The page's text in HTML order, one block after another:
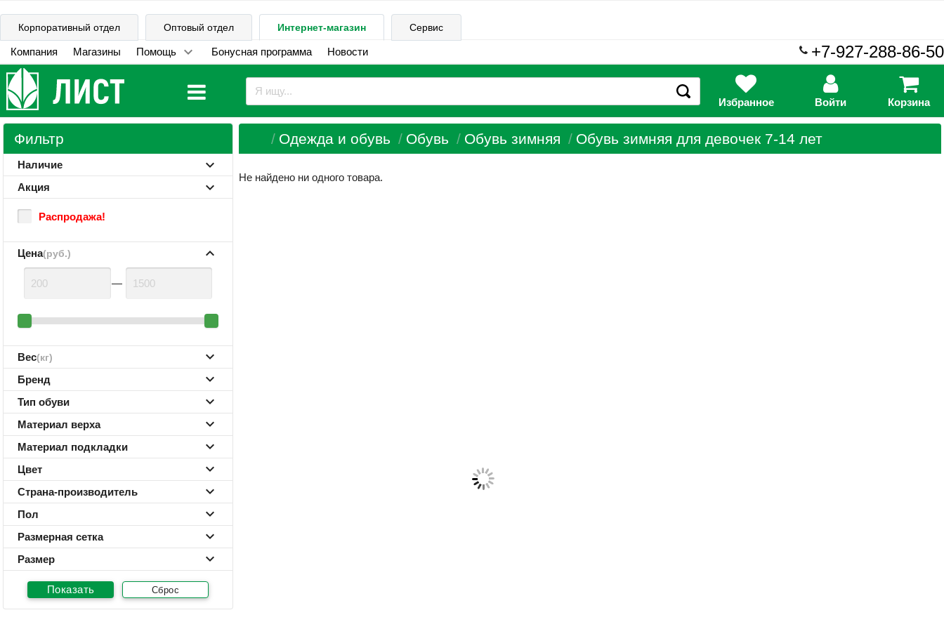
Корпоративный отдел Оптовый отдел Интернет-магазин Сервис
Компания Магазины Помощь Бонусная программа Новости +7-927-288-86-50
Избранное Войти Корзина
Фильтр
Наличие
Акция
Распродажа!
Цена(руб.)
—
Вес(кг)
Бренд
Тип обуви
Материал верха
Материал подкладки
Цвет
Страна-производитель
Пол
Размерная сетка
Размер
Сброс
Одежда и обувь Обувь Обувь зимняя Обувь зимняя для девочек 7-14 лет
Не найдено ни одного товара.